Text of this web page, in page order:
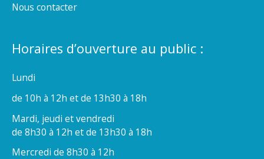
Nous contacter
Horaires d’ouverture au public :
Lundi
de 10h à 12h et de 13h30 à 18h
Mardi, jeudi et vendredi
de 8h30 à 12h et de 13h30 à 18h
Mercredi de 8h30 à 12h